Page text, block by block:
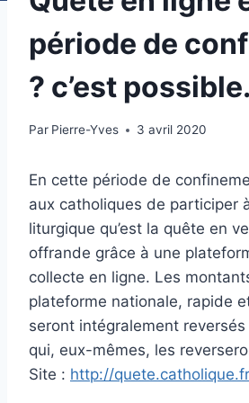
période de
? c’est possible.
Par Pierre-Yves 3 avril 2020
En cette période de
aux catholiques de participer
liturgique qu’est la quête en
offrande grâce à une
collecte en ligne. Les
plateforme nationale, rapide
seront intégralement
qui, eux-mêmes, les
Site : http://